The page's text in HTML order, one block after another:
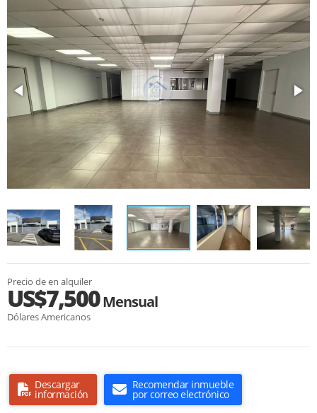
Precio de en alquiler
US$7,500Mensual
Dólares Americanos
Descargar
información
Recomendar inmueble
por correo electrónico